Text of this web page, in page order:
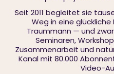
Seit 2011 begleitet sie
Weg in eine
Traummann — und
Seminaren,
Zusammenarbeit und
Kanal mit 80.000
Video-